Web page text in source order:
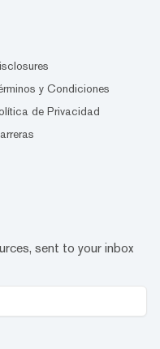
y Condiciones
de Privacidad
sent to your inbox